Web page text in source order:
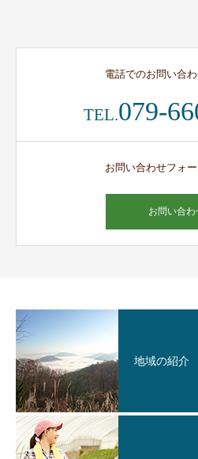
電話でのお問い合
TEL.079-
お問い合わせフォ
お問い合わ
地域の紹介